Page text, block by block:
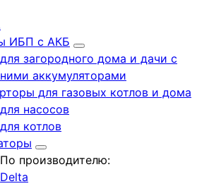
ИБП с АКБ
загородного дома и дачи с
аккумуляторами
для газовых котлов и дома
насосов
котлов
По производителю:
Delta